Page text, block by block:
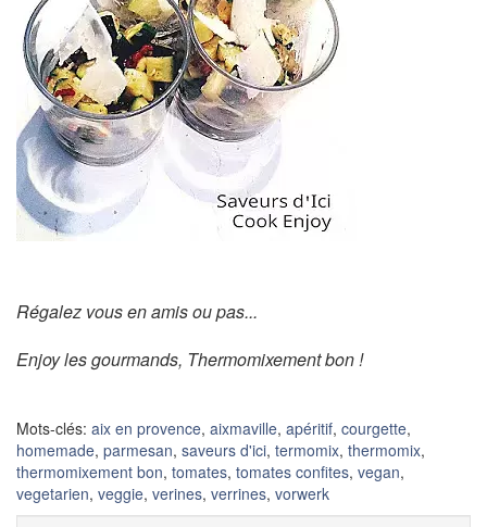
Régalez vous en amis ou pas...
Enjoy les gourmands, Thermomixement bon !
Mots-clés: aix en provence, aixmaville, apéritif, courgette,
homemade, parmesan, saveurs d'ici, termomix, thermomix,
thermomixement bon, tomates, tomates confites, vegan,
vegetarien, veggie, verines, verrines, vorwerk